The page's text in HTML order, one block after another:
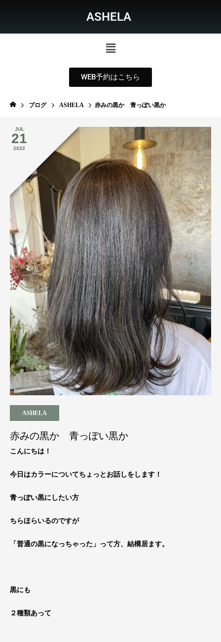
ASHELA
WEB予約はこちら
ブログ ASHELA 赤みの黒か 青っぽい黒か
JUL
21
2022
ASHELA
赤みの黒か 青っぽい黒か
こんにちは！
今日はカラーについてちょっとお話しをします！
青っぽい黒にしたい方
ちらほらいるのですが
「普通の黒になっちゃった」って方、結構居ます。
黒にも
２種類あって